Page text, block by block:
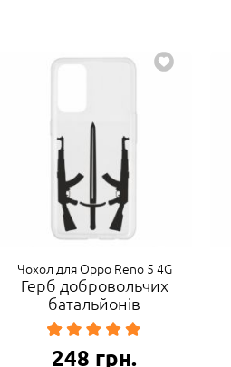
Чохол для Oppo Reno 5 4G
Герб добровольчих
батальйонів
248 грн.